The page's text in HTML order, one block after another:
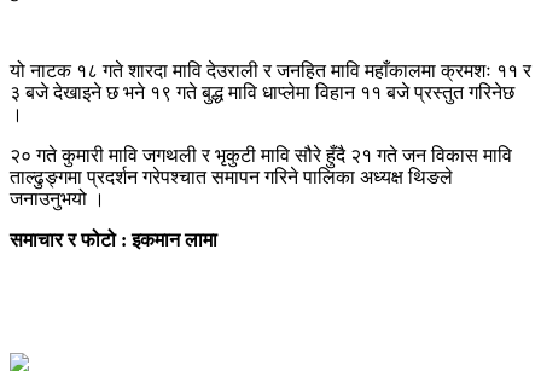
यो नाटक १८ गते शारदा मावि देउराली र जनहित मावि महाँकालमा क्रमशः ११ र
३ बजे देखाइने छ भने १९ गते बुद्ध मावि धाप्लेमा विहान ११ बजे प्रस्तुत गरिनेछ
।
२० गते कुमारी मावि जगथली र भृकुटी मावि सौरे हुँदै २१ गते जन विकास मावि
ताल्ढुङ्गमा प्रदर्शन गरेपश्चात समापन गरिने पालिका अध्यक्ष थिङले
जनाउनुभयो ।
समाचार र फोटो : इकमान लामा